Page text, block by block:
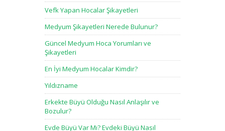
Vefk Yapan Hocalar Şikayetleri
Medyum Şikayetleri Nerede Bulunur?
Güncel Medyum Hoca Yorumları ve
Şikayetleri
En İyi Medyum Hocalar Kimdir?
Yıldızname
Erkekte Büyü Olduğu Nasıl Anlaşılır ve
Bozulur?
Evde Büyü Var Mı? Evdeki Büyü Nasıl